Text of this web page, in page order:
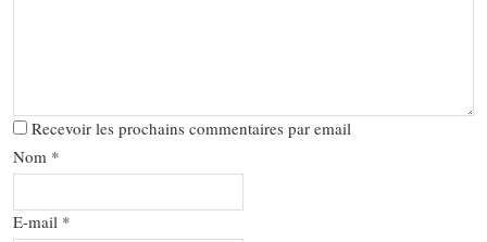
Recevoir les prochains commentaires par email
Nom *
E-mail *